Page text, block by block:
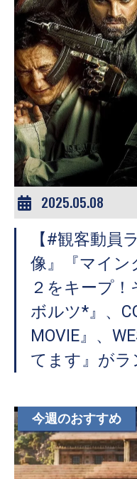
2025.05.08
【#観客動員
像』『マイン
２をキープ
ボルツ*』、
MOVIE』、
てます』がラ
今週のおすすめ